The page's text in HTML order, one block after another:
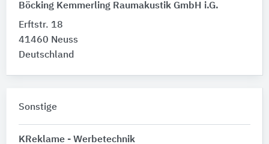
Böcking Kemmerling Raumakustik GmbH i.G.
Erftstr. 18
41460 Neuss
Deutschland
Sonstige
KReklame - Werbetechnik